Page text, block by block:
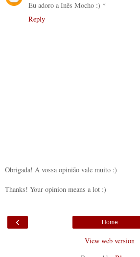
Eu adoro a Inês Mocho :) *
Reply
Obrigada! A vossa opinião vale muito :)
Thanks! Your opinion means a lot :)
‹ Home
View web version